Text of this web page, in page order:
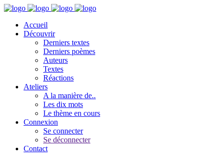
Accueil
Découvrir
Derniers textes
Derniers poèmes
Auteurs
Textes
Réactions
Ateliers
A la manière de..
Les dix mots
Le thème en cours
Connexion
Se connecter
Se déconnecter
Contact